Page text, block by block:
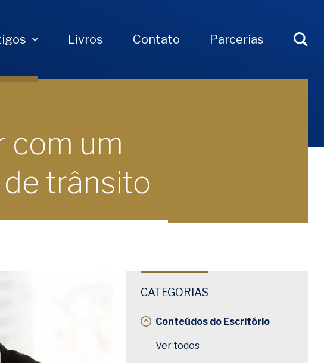
Livros Contato Parcerias
com um
trânsito
CATEGORIAS
Conteúdos do Escritório
Ver todos